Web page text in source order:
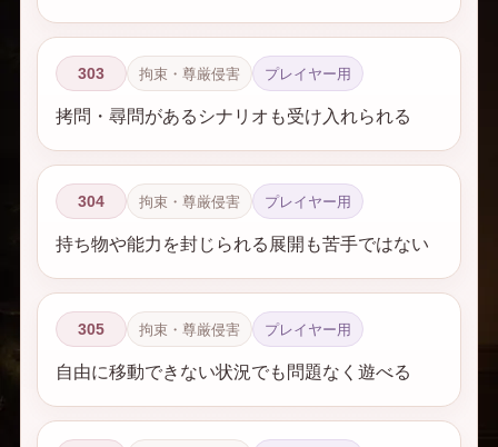
303 拘束・尊厳侵害 プレイヤー用
拷問・尋問があるシナリオも受け入れられる
304 拘束・尊厳侵害 プレイヤー用
持ち物や能力を封じられる展開も苦手ではない
305 拘束・尊厳侵害 プレイヤー用
自由に移動できない状況でも問題なく遊べる